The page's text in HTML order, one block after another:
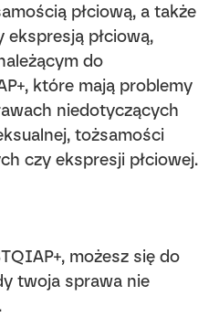
płciową, a także
ekspresją płciową,
do
które mają problemy
niedotyczących
tożsamości
czy ekspresji płciowej.
możesz się do
twoja sprawa nie